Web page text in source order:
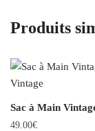
Produits
Sac à Main
49.00€